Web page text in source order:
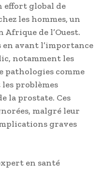
effort global de
les hommes, un
Afrique de l’Ouest.
avant l’importance
notamment les
pathologies comme
problèmes
la prostate. Ces
malgré leur
graves
en santé